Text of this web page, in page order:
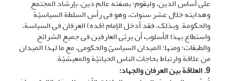
على أساس الدین، ولیقوم؛ بصفته عالم دین، بإرشاد المجتمع
وهدایته خلال عشر سنوات، وهو فی رأس السلطة السیاسیّة
والحکومة. وبذلک، فقد أدخل الإمام (قده) العرفان فی السیاسة،
واستطاع بهذا الأسلوب أن یربّی العارفین فی جمیع الشرائح
والطبقات؛ ومنها: المیدان السیاسیّ والحکومی، مع ما لهذا المیدان
من علاقة وارتباط بحاجات الناس الحیاتیّة والمعیشیّة.
9. العلاقة بین العرفان والجهاد :